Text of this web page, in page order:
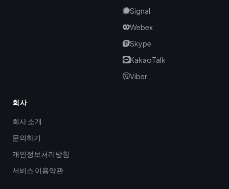
Signal
Webex
Skype
KakaoTalk
Viber
회사
회사 소개
문의하기
개인정보처리방침
서비스 이용약관